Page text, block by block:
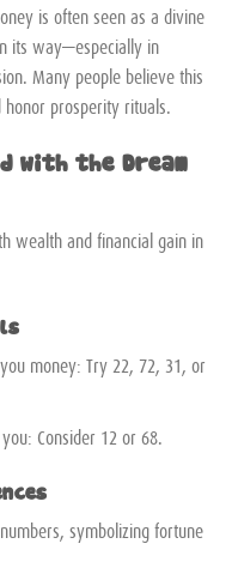
is often seen as a divine
its way—especially in
Many people believe this
prosperity rituals.
with the Dream
wealth and financial gain in
money: Try 22, 72, 31, or
Consider 12 or 68.
symbolizing fortune